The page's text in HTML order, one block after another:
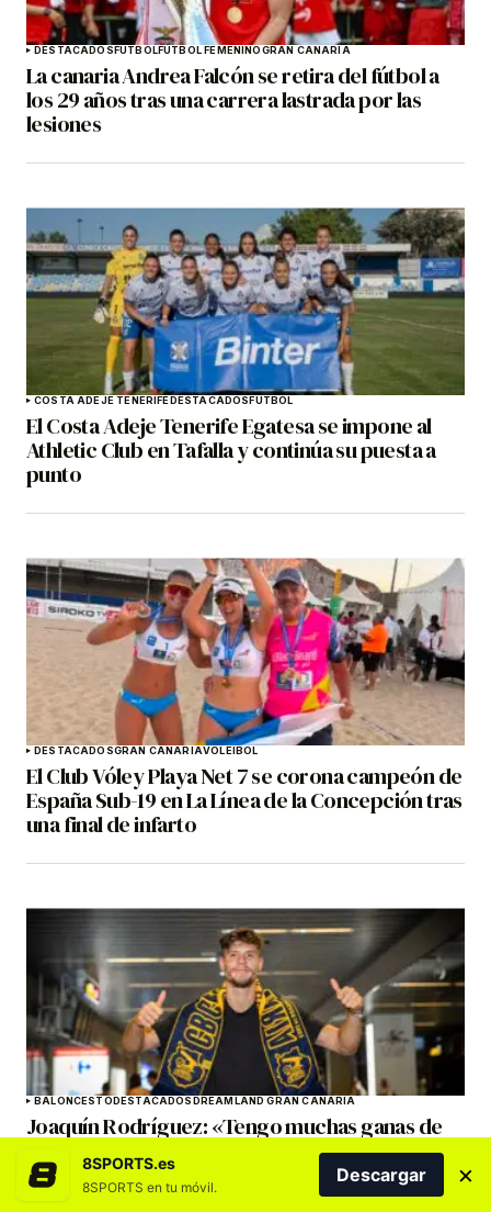
DESTACADOS FÚTBOLFÚTBOL FEMENINOGRAN CANARIA
La canaria Andrea Falcón se retira del fútbol a
los 29 años tras una carrera lastrada por las
lesiones
COSTA ADEJE TENERIFE DESTACADOS FÚTBOL
El Costa Adeje Tenerife Egatesa se impone al
Athletic Club en Tafalla y continúa su puesta a
punto
DESTACADOSGRAN CANARIAVOLEIBOL
El Club Vóley Playa Net 7 se corona campeón de
España Sub-19 en La Línea de la Concepción tras
una final de infarto
BALONCESTO DESTACADOS DREAMLAND GRAN CANARIA
Joaquín Rodríguez: «Tengo muchas ganas de
afrontar este reto tan importante»
8SPORTS.es
8SPORTS en tu móvil.
Descargar ×